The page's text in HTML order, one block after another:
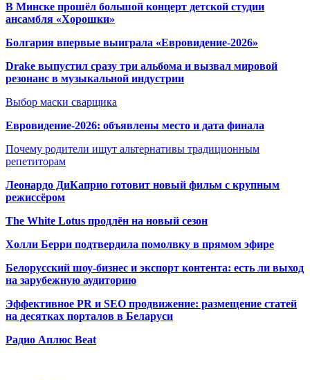
В Минске прошёл большой концерт детской студии
ансамбля «Хорошки»
Болгария впервые выиграла «Евровидение-2026»
Drake выпустил сразу три альбома и вызвал мировой
резонанс в музыкальной индустрии
Выбор маски сварщика
Евровидение-2026: объявлены место и дата финала
Почему родители ищут альтернативы традиционным
репетиторам
Леонардо ДиКаприо готовит новый фильм с крупным
режиссёром
The White Lotus продлён на новый сезон
Холли Берри подтвердила помолвку в прямом эфире
Белорусский шоу-бизнес и экспорт контента: есть ли выход
на зарубежную аудиторию
Эффективное PR и SEO продвижение: размещение статей
на десятках порталов в Беларуси
Радио Аплюс Beat